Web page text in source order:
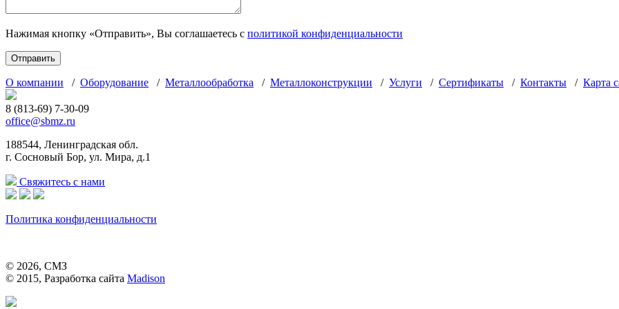
Нажимая кнопку «Отправить», Вы соглашаетесь с политикой конфиденциальности
О компании / Оборудование / Металлообработка / Металлоконструкции / Услуги / Сертификаты / Контакты / Карта
8 (813-69) 7-30-09
office@sbmz.ru
188544, Ленинградская обл.
г. Сосновый Бор, ул. Мира, д.1
Свяжитесь с нами
Политика конфиденциальности
© 2026, СМЗ
© 2015, Разработка сайта Madison